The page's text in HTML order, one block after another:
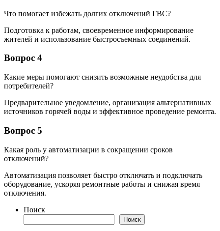
Что помогает избежать долгих отключений ГВС?
Подготовка к работам, своевременное информирование
жителей и использование быстросъемных соединений.
Вопрос 4
Какие меры помогают снизить возможные неудобства для
потребителей?
Предварительное уведомление, организация альтернативных
источников горячей воды и эффективное проведение ремонта.
Вопрос 5
Какая роль у автоматизации в сокращении сроков
отключений?
Автоматизация позволяет быстро отключать и подключать
оборудование, ускоряя ремонтные работы и снижая время
отключения.
Поиск
Поиск